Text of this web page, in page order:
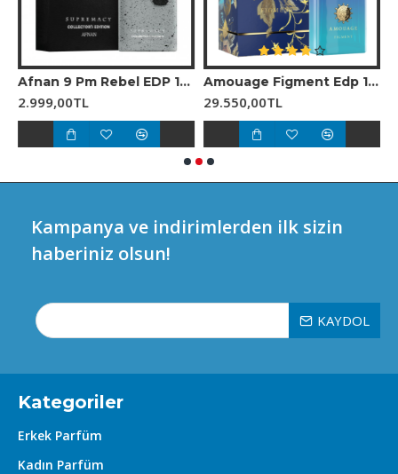
Afnan 9 Pm Rebel EDP 100 ml Unisex Parfüm
2.999,00TL
Amouage Figment Edp 100 Ml Erkek Parfüm
29.550,00TL
Kampanya ve indirimlerden ilk sizin
haberiniz olsun!
KAYDOL
Kategoriler
Erkek Parfüm
Kadın Parfüm